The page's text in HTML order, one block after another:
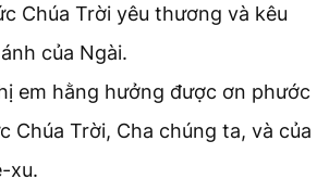
Chúa Trời yêu thương và kêu
của Ngài.
em hằng hưởng được ơn phước
Chúa Trời, Cha chúng ta, và của
xu.